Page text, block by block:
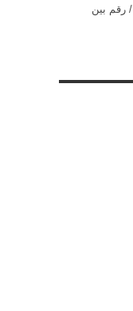
بي ان سبورت المسيلة / 52520080 / رقم بين